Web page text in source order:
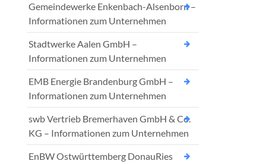
Gemeindewerke Enkenbach-Alsenborn –
Informationen zum Unternehmen
Stadtwerke Aalen GmbH –
Informationen zum Unternehmen
EMB Energie Brandenburg GmbH –
Informationen zum Unternehmen
swb Vertrieb Bremerhaven GmbH & Co.
KG – Informationen zum Unternehmen
EnBW Ostwürttemberg DonauRies